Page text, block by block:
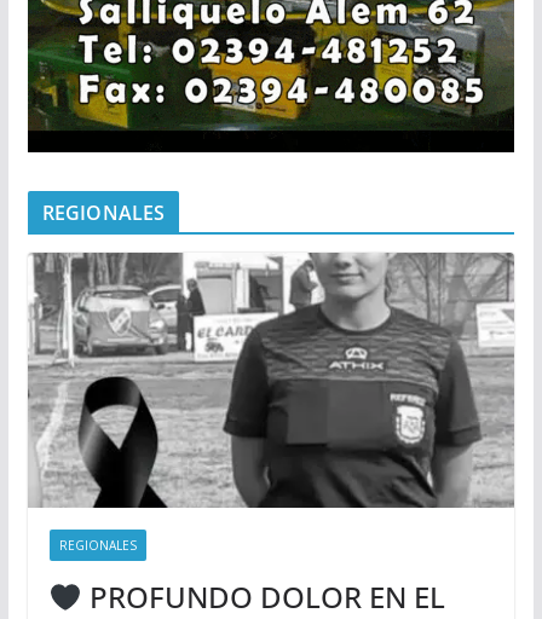
REGIONALES
REGIONALES
PROFUNDO DOLOR EN EL